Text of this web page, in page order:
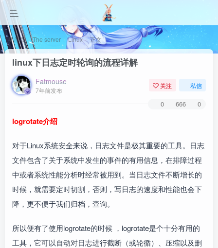
首页 The server Linux 正文
linux下日志定时轮询的流程详解
Fatmouse
7年前发布
关注 私信
0 666 0
logrotate介绍
对于Linux系统安全来说，日志文件是极其重要的工具。日志
文件包含了关于系统中发生的事件的有用信息，在排障过程
中或者系统性能分析时经常被用到。当日志文件不断增长的
时候，就需要定时切割，否则，写日志的速度和性能也会下
降，更不便于我们归档，查询。
所以便有了使用logrotate的时候 ，logrotate是个十分有用的
工具，它可以自动对日志进行截断（或轮循）、压缩以及删